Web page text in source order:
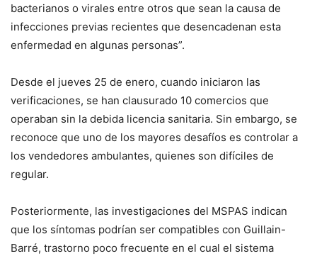
bacterianos o virales entre otros que sean la causa de
infecciones previas recientes que desencadenan esta
enfermedad en algunas personas”.
Desde el jueves 25 de enero, cuando iniciaron las
verificaciones, se han clausurado 10 comercios que
operaban sin la debida licencia sanitaria. Sin embargo, se
reconoce que uno de los mayores desafíos es controlar a
los vendedores ambulantes, quienes son difíciles de
regular.
Posteriormente, las investigaciones del MSPAS indican
que los síntomas podrían ser compatibles con Guillain-
Barré, trastorno poco frecuente en el cual el sistema